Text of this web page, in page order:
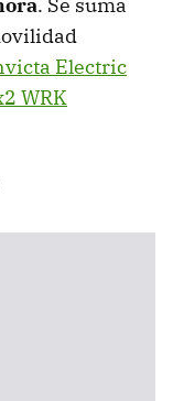
Electric
WRK